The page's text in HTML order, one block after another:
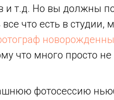
и т.д. Но вы должны
что есть в студии,
что много просто
фотосессию